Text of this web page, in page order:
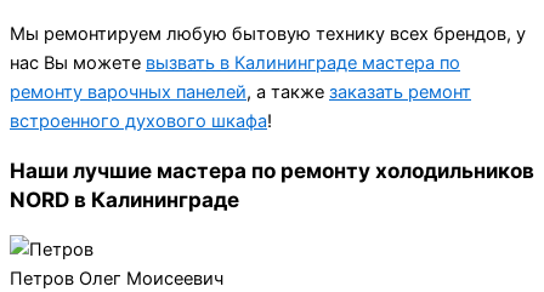
Мы ремонтируем любую бытовую технику всех брендов, у
нас Вы можете вызвать в Калининграде мастера по
ремонту варочных панелей, а также заказать ремонт
встроенного духового шкафа!
Наши лучшие мастера по ремонту холодильников
NORD в Калининграде
Петров Олег Моисеевич